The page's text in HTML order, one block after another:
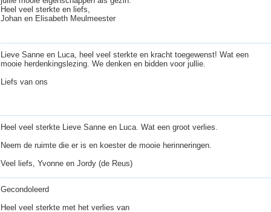
Heel veel sterkte en liefs,
Johan en Elisabeth Meulmeester
Lieve Sanne en Luca, heel veel sterkte en kracht toegewenst! Wat een
mooie herdenkingslezing. We denken en bidden voor jullie.
Liefs van ons
Heel veel sterkte Lieve Sanne en Luca. Wat een groot verlies.
Neem de ruimte die er is en koester de mooie herinneringen.
Veel liefs, Yvonne en Jordy (de Reus)
Gecondoleerd
Heel veel sterkte met het verlies van